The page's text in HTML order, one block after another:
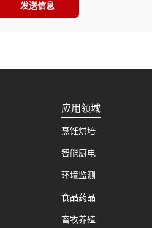
发送信息
应用领域
烹饪烘培
智能厨电
环境监测
食品药品
畜牧养殖